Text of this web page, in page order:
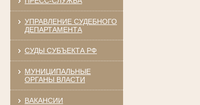
УПРАВЛЕНИЕ СУДЕБНОГО
ДЕПАРТАМЕНТА
СУДЫ СУБЪЕКТА РФ
МУНИЦИПАЛЬНЫЕ
ОРГАНЫ ВЛАСТИ
ВАКАНСИИ